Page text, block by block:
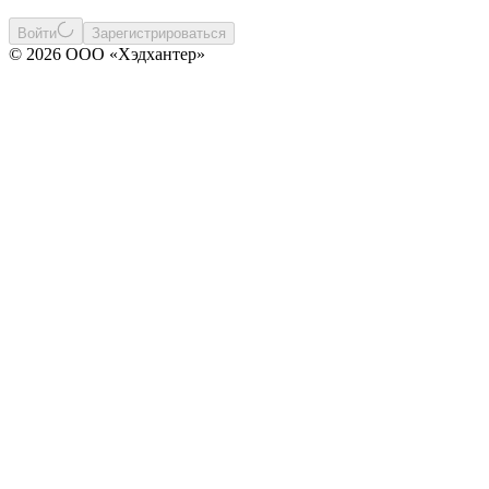
Войти Зарегистрироваться
© 2026 ООО «Хэдхантер»